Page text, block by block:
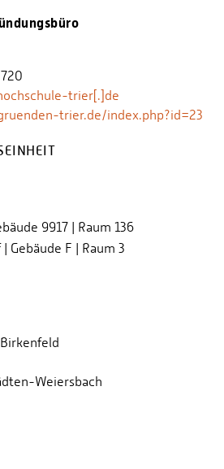
trier[.]de
trier.de/index.php?id=23
9917 | Raum 136
Gebäude F | Raum 3
Weiersbach